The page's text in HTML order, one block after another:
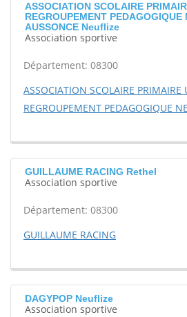
ASSOCIATION SCOLAIRE
REGROUPEMENT PEDAGOGIQUE
AUSSONCE Neuflize
Association sportive
Département: 08300
ASSOCIATION SCOLAIRE PRIMAIRE
REGROUPEMENT PEDAGOGIQUE
GUILLAUME RACING Rethel
Association sportive
Département: 08300
GUILLAUME RACING
DAGYPOP Neuflize
Association sportive